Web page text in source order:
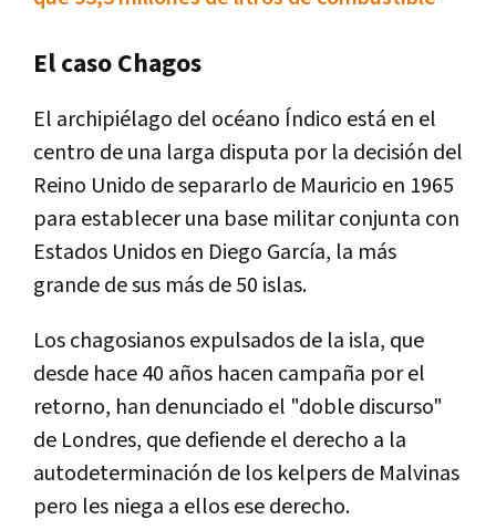
El caso Chagos
El archipiélago del océano Índico está en el
centro de una larga disputa por la decisión del
Reino Unido de separarlo de Mauricio en 1965
para establecer una base militar conjunta con
Estados Unidos en Diego García, la más
grande de sus más de 50 islas.
Los chagosianos expulsados de la isla, que
desde hace 40 años hacen campaña por el
retorno, han denunciado el "doble discurso"
de Londres, que defiende el derecho a la
autodeterminación de los kelpers de Malvinas
pero les niega a ellos ese derecho.